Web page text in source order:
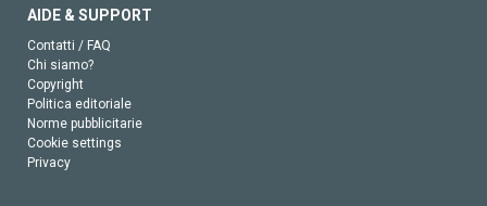
AIDE & SUPPORT
Contatti / FAQ
Chi siamo?
Copyright
Politica editoriale
Norme pubblicitarie
Cookie settings
Privacy